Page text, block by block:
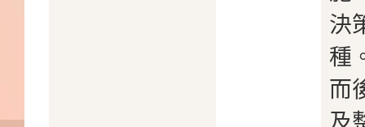
決
種
而
及